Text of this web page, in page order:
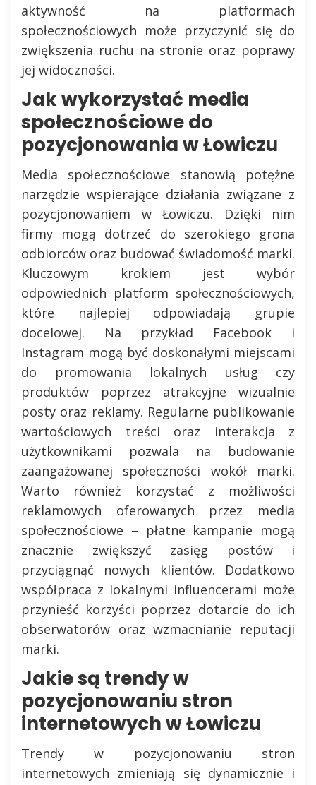
aktywność na platformach
społecznościowych może przyczynić się do
zwiększenia ruchu na stronie oraz poprawy
jej widoczności.
Jak wykorzystać media
społecznościowe do
pozycjonowania w Łowiczu
Media społecznościowe stanowią potężne
narzędzie wspierające działania związane z
pozycjonowaniem w Łowiczu. Dzięki nim
firmy mogą dotrzeć do szerokiego grona
odbiorców oraz budować świadomość marki.
Kluczowym krokiem jest wybór
odpowiednich platform społecznościowych,
które najlepiej odpowiadają grupie
docelowej. Na przykład Facebook i
Instagram mogą być doskonałymi miejscami
do promowania lokalnych usług czy
produktów poprzez atrakcyjne wizualnie
posty oraz reklamy. Regularne publikowanie
wartościowych treści oraz interakcja z
użytkownikami pozwala na budowanie
zaangażowanej społeczności wokół marki.
Warto również korzystać z możliwości
reklamowych oferowanych przez media
społecznościowe – płatne kampanie mogą
znacznie zwiększyć zasięg postów i
przyciągnąć nowych klientów. Dodatkowo
współpraca z lokalnymi influencerami może
przynieść korzyści poprzez dotarcie do ich
obserwatorów oraz wzmacnianie reputacji
marki.
Jakie są trendy w
pozycjonowaniu stron
internetowych w Łowiczu
Trendy w pozycjonowaniu stron
internetowych zmieniają się dynamicznie i